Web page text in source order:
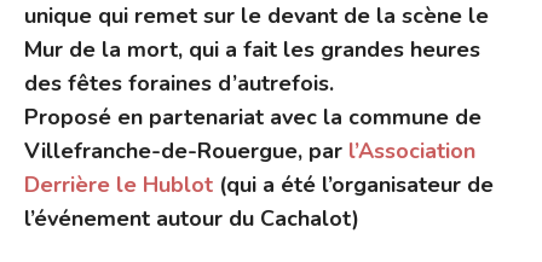
unique qui remet sur le devant de la scène le
Mur de la mort, qui a fait les grandes heures
des fêtes foraines d’autrefois.
Proposé en partenariat avec la commune de
Villefranche-de-Rouergue, par l’Association
Derrière le Hublot (qui a été l’organisateur de
l’événement autour du Cachalot)